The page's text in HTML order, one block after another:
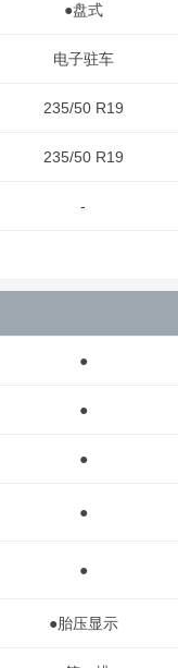
●盘式
电子驻车
235/50 R19
235/50 R19
-
●
●
●
●
●
●胎压显示